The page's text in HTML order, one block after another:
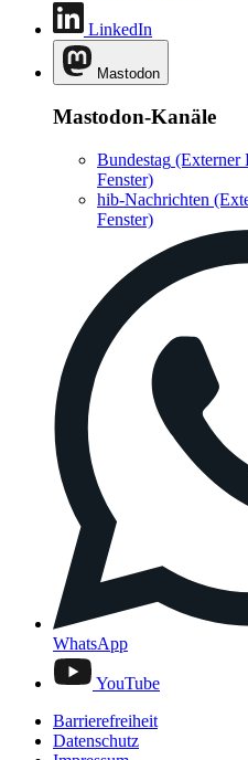
LinkedIn
Mastodon
Mastodon-Kanäle
Bundestag (Externer
Fenster)
hib-Nachrichten
Fenster)
WhatsApp
YouTube
Barrierefreiheit
Datenschutz